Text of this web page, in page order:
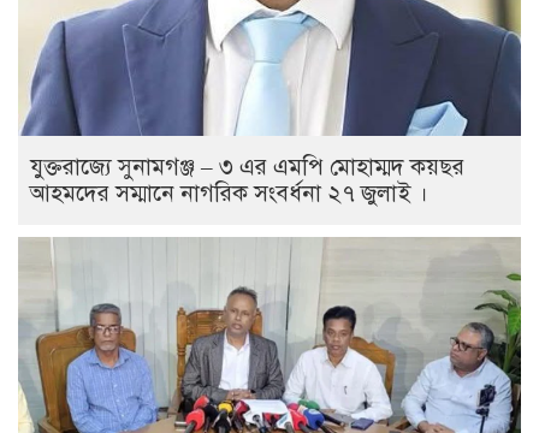
যুক্তরাজ্যে সুনামগঞ্জ – ৩ এর এমপি মোহাম্মদ কয়ছর
আহমদের সম্মানে নাগরিক সংবর্ধনা ২৭ জুলাই ।